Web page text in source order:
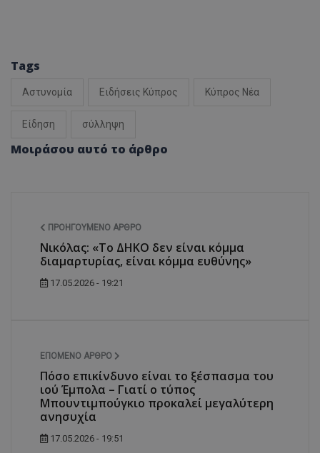
Tags
Αστυνομία Ειδήσεις Κύπρος Κύπρος Νέα
Είδηση σύλληψη
Μοιράσου αυτό το άρθρο
ΠΡΟΗΓΟΎΜΕΝΟ ΆΡΘΡΟ
Νικόλας: «Το ΔΗΚΟ δεν είναι κόμμα
διαμαρτυρίας, είναι κόμμα ευθύνης»
17.05.2026 - 19:21
ΕΠΌΜΕΝΟ ΆΡΘΡΟ
Πόσο επικίνδυνο είναι το ξέσπασμα του
ιού Έμπολα – Γιατί ο τύπος
Μπουντιμπούγκιο προκαλεί μεγαλύτερη
ανησυχία
17.05.2026 - 19:51